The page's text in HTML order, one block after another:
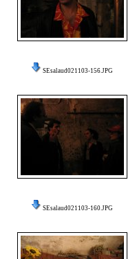
SEsalaud021103-156.JPG
SEsalaud021103-160.JPG